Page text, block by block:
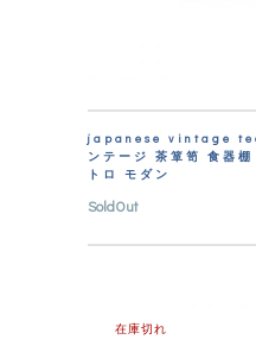
japanese vintage
ンテージ 茶箪笥 食器
トロ モダン
SoldOut
在庫切れ